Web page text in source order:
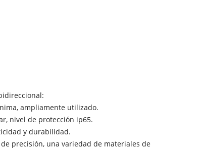
ampliamente utilizado.
nivel de protección ip65.
y durabilidad.
precisión, una variedad de materiales de